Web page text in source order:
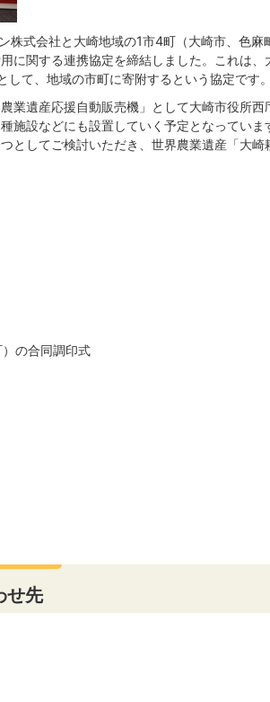
株式会社と大崎地域の1市4町（大崎市、色麻
に関する連携協定を締結しました。これは、
て、地域の市町に寄附するという協定です。
業遺産応援自動販売機」として大崎市役所西
施設などにも設置していく予定となっていま
としてご検討いただき、世界農業遺産「大崎
の合同調印式
せ先